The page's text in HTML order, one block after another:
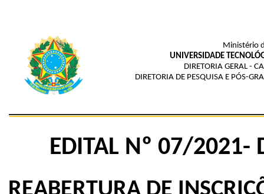
Ministério
UNIVERSIDADE
DIRETORIA GERAL -
DIRETORIA DE PESQUISA E PÓS-
EDITAL Nº 07/2021-